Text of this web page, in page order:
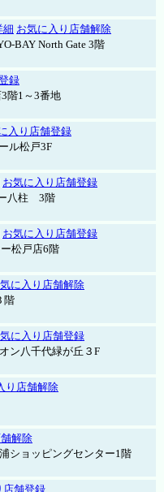
細 お気に入り店舗解除
BAY North Gate 3階
録
階1～3番地
入り店舗登録
ル松戸3F
お気に入り店舗登録
八柱 3階
お気に入り店舗登録
松戸店6階
に入り店舗解除
階
に入り店舗登録
ン八千代緑が丘３F
り店舗解除
解除
ショッピングセンター1階
店舗登録